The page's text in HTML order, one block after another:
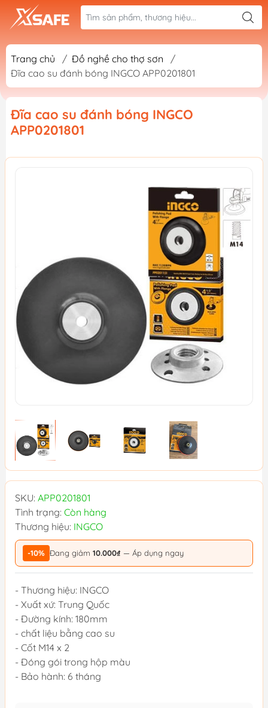
Trang chủ / Đồ nghề cho thợ sơn
/
Đĩa cao su đánh bóng INGCO APP0201801
Đĩa cao su đánh bóng INGCO
APP0201801
SKU: APP0201801
Tình trạng: Còn hàng
Thương hiệu: INGCO
-10% Đang giảm 10.000₫ — Áp dụng ngay
- Thương hiệu: INGCO
- Xuất xứ: Trung Quốc
- Đường kính: 180mm
- chất liệu bằng cao su
- Cốt M14 x 2
- Đóng gói trong hộp màu
- Bảo hành: 6 tháng